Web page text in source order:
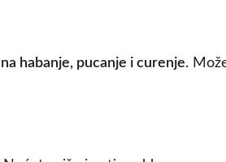
habanje, pucanje i curenje.